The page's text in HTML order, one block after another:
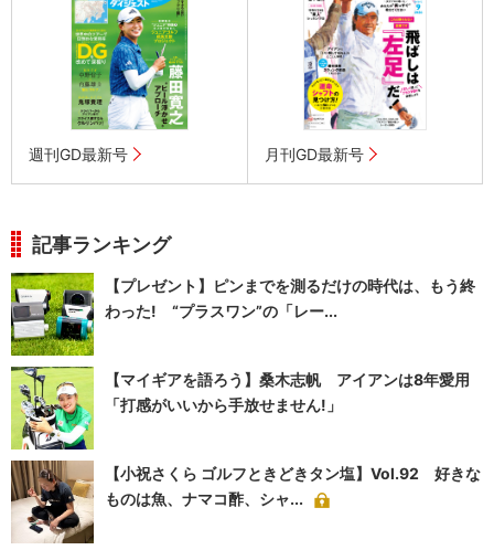
週刊GD最新号 月刊GD最新号
記事ランキング
【プレゼント】ピンまでを測るだけの時代は、もう終
わった! “プラスワン”の「レー...
【マイギアを語ろう】桑木志帆 アイアンは8年愛用
「打感がいいから手放せません!」
【小祝さくら ゴルフときどきタン塩】Vol.92 好きな
ものは魚、ナマコ酢、シャ...